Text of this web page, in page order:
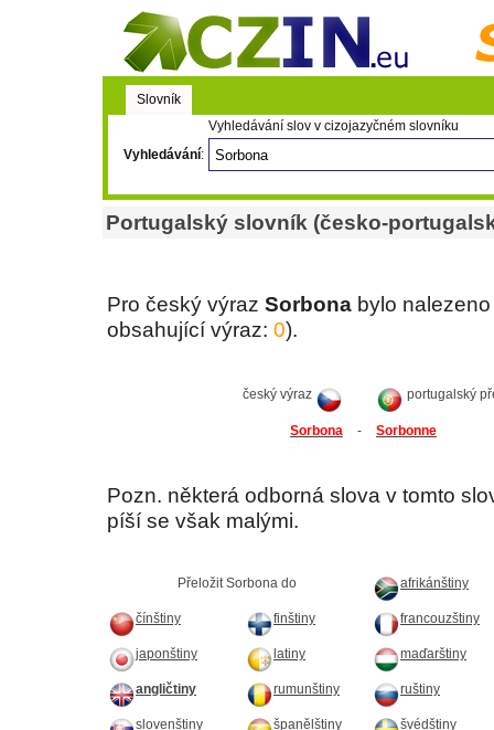
Slovník
Vyhledávání slov v cizojazyčném slovníku
Vyhledávání:
Portugalský slovník (česko-
Pro český výraz Sorbona bylo
obsahující výraz: 0).
český výraz portugalský
Sorbona - Sorbonne
Pozn. některá odborná slova v tomto
píší se však malými.
Přeložit Sorbona do afrikánštiny
čínštiny finštiny francouzštiny
japonštiny latiny maďarštiny
angličtiny rumunštiny ruštiny
slovenštiny španělštiny švédštiny